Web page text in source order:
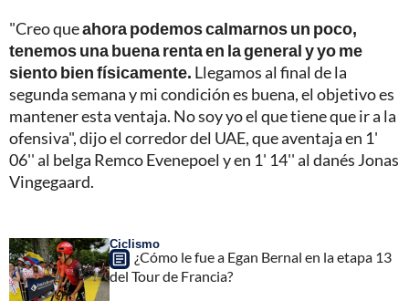
"Creo queahora podemos calmarnos un poco,
tenemos una buena renta en la general y yo me
siento bien físicamente. Llegamos al final de la
segunda semana y mi condición es buena, el objetivo es
mantener esta ventaja. No soy yo el que tiene que ir a la
ofensiva", dijo el corredor del UAE, que aventaja en 1'
06'' al belga Remco Evenepoel y en 1' 14'' al danés Jonas
Vingegaard.
Ciclismo
¿Cómo le fue a Egan Bernal en la etapa 13
del Tour de Francia?